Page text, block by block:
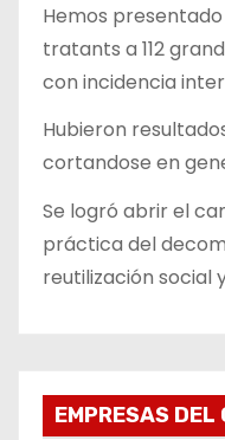
Hemos
tratants a 112
con incidencia
Hubieron
cortandose en
Se logró abrir el
práctica del
reutilización social
EMPRESAS